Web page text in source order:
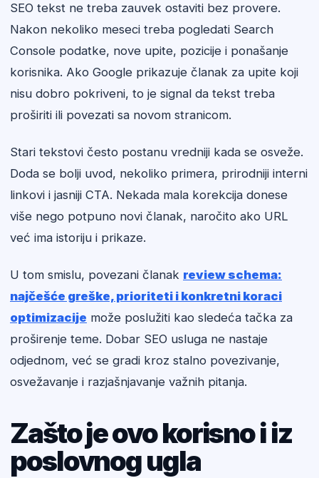
SEO tekst ne treba zauvek ostaviti bez provere.
Nakon nekoliko meseci treba pogledati Search
Console podatke, nove upite, pozicije i ponašanje
korisnika. Ako Google prikazuje članak za upite koji
nisu dobro pokriveni, to je signal da tekst treba
proširiti ili povezati sa novom stranicom.
Stari tekstovi često postanu vredniji kada se osveže.
Doda se bolji uvod, nekoliko primera, prirodniji interni
linkovi i jasniji CTA. Nekada mala korekcija donese
više nego potpuno novi članak, naročito ako URL
već ima istoriju i prikaze.
U tom smislu, povezani članak review schema:
najčešće greške, prioriteti i konkretni koraci
optimizacije može poslužiti kao sledeća tačka za
proširenje teme. Dobar SEO usluga ne nastaje
odjednom, već se gradi kroz stalno povezivanje,
osvežavanje i razjašnjavanje važnih pitanja.
Zašto je ovo korisno i iz
poslovnog ugla